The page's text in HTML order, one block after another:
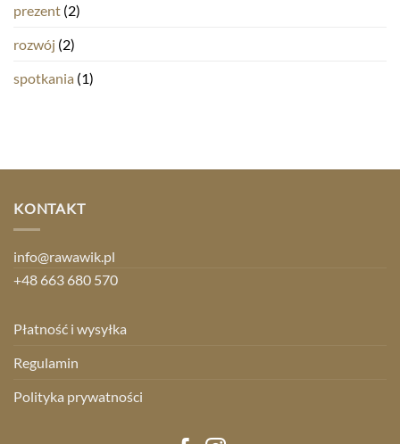
prezent (2)
rozwój (2)
spotkania (1)
KONTAKT
info@rawawik.pl
+48 663 680 570
Płatność i wysyłka
Regulamin
Polityka prywatności